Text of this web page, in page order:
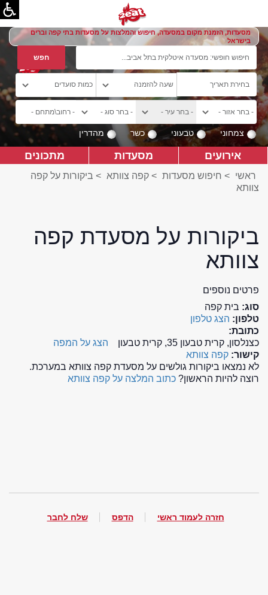
מסעדות, הזמנת מקום במסעדה, חיפוש והמלצות על מסעדות בתי קפה וברים
בישראל
צמחוני טבעוני כשר מהדרין
אירועים מסעדות מתכונים
ראשי > חיפוש מסעדות > קפה צוותא > ביקורות על קפה
צוותא
ביקורות על מסעדת קפה
צוותא
פרטים נוספים
סוג: בית קפה
טלפון: הצג טלפון
כתובת:
כצנלסון, קרית טבעון 35, קרית טבעון
הצג על המפה
קישור: קפה צוותא
לא נמצאו ביקורות גולשים על מסעדת קפה צוותא במערכת.
רוצה להיות הראשון? כתוב המלצה על קפה צוותא
חזרה לעמוד ראשי הדפס שלח לחבר